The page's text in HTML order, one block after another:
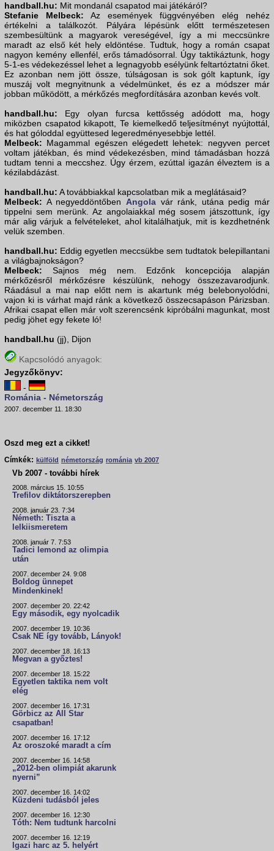
handball.hu: Mit mondanál csapatod mai játékáról?
Stefanie Melbeck: Az események függvényében elég nehéz
értékelni a találkozót. Pályára lépésünk előtt természetesen
szembesültünk a magyarok vereségével, így a mi meccsünkre
maradt az első két hely eldöntése. Tudtuk, hogy a román csapat
nagyon kemény ellenfél, erős támadósorral. Úgy taktikáztunk, hogy
5-1-es védekezéssel lehet a legnagyobb esélyünk feltartóztatni őket.
Ez azonban nem jött össze, túlságosan is sok gólt kaptunk, így
muszáj volt megnyitnunk a védelmünket, és ez a módszer már
jobban működött, a mérkőzés megfordítására azonban kevés volt.
handball.hu: Egy olyan furcsa kettősség adódott ma, hogy
miközben csapatod kikapott, Te kiemelkedő teljesítményt nyújtottál,
és hat góloddal együttesed legeredményesebbje lettél.
Melbeck: Magammal egészen elégedett lehetek: negyven percet
voltam játékban, és mind védekezésben, mind támadásban hozzá
tudtam tenni a meccshez. Úgy érzem, ezúttal igazán élveztem is a
kézilabdázást.
handball.hu: A továbbiakkal kapcsolatban mik a meglátásaid?
Melbeck: A negyeddöntőben Angolavár ránk, utána pedig már
tippelni sem merünk. Az angolaiakkal még sosem játszottunk, így
már alig várjuk a felvételeket, ahol kitalálhatjuk, mit is kezdhetnénk
velük szemben.
handball.hu: Eddig egyetlen meccsükbe sem tudtatok belepillantani
a világbajnokságon?
Melbeck: Sajnos még nem. Edzőnk koncepciója alapján
mérkőzésről mérkőzésre készülünk, nehogy összezavarodjunk.
Ráadásul a mai nap előtt nem is akartunk még belebonyolódni,
vajon ki is várhat majd ránk a következő összecsapáson Párizsban.
Afrikai csapat ellen már volt szerencsénk kipróbálni magunkat, most
pedig jöhet egy fekete ló!
handball.hu (jj), Dijon
Kapcsolódó anyagok:
Jegyzőkönyv:
-
Románia - Németország
2007. december 11. 18:30
Oszd meg ezt a cikket!
Címkék: külföld németország románia vb 2007
Vb 2007 - további hírek
2008. március 15. 10:55
Trefilov diktátorszerepben
2008. január 23. 7:34
Németh: Tiszta a
lelkiismeretem
2008. január 7. 7:53
Tadici lemond az olimpia
után
2007. december 24. 9:08
Boldog ünnepet
Mindenkinek!
2007. december 20. 22:42
Egy második, egy nyolcadik
2007. december 19. 10:36
Csak NE így tovább, Lányok!
2007. december 18. 16:13
Megvan a győztes!
2007. december 18. 15:22
Egyetlen taktika nem volt
elég
2007. december 16. 17:31
Görbicz az All Star
csapatban!
2007. december 16. 17:12
Az oroszoké maradt a cím
2007. december 16. 14:58
„2012-ben olimpiát akarunk
nyerni”
2007. december 16. 14:02
Küzdeni tudásból jeles
2007. december 16. 12:30
Tóth: Nem tudtunk harcolni
2007. december 16. 12:19
Igazi harc az 5. helyért